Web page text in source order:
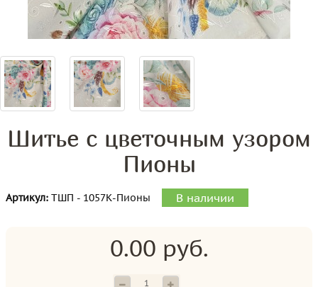
Шитье с цветочным узором
Пионы
Артикул: ТШП - 1057К-Пионы В наличии
0.00 руб.